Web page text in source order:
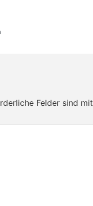
Felder sind mit